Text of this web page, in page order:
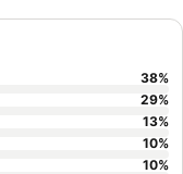
38%
29%
13%
10%
10%